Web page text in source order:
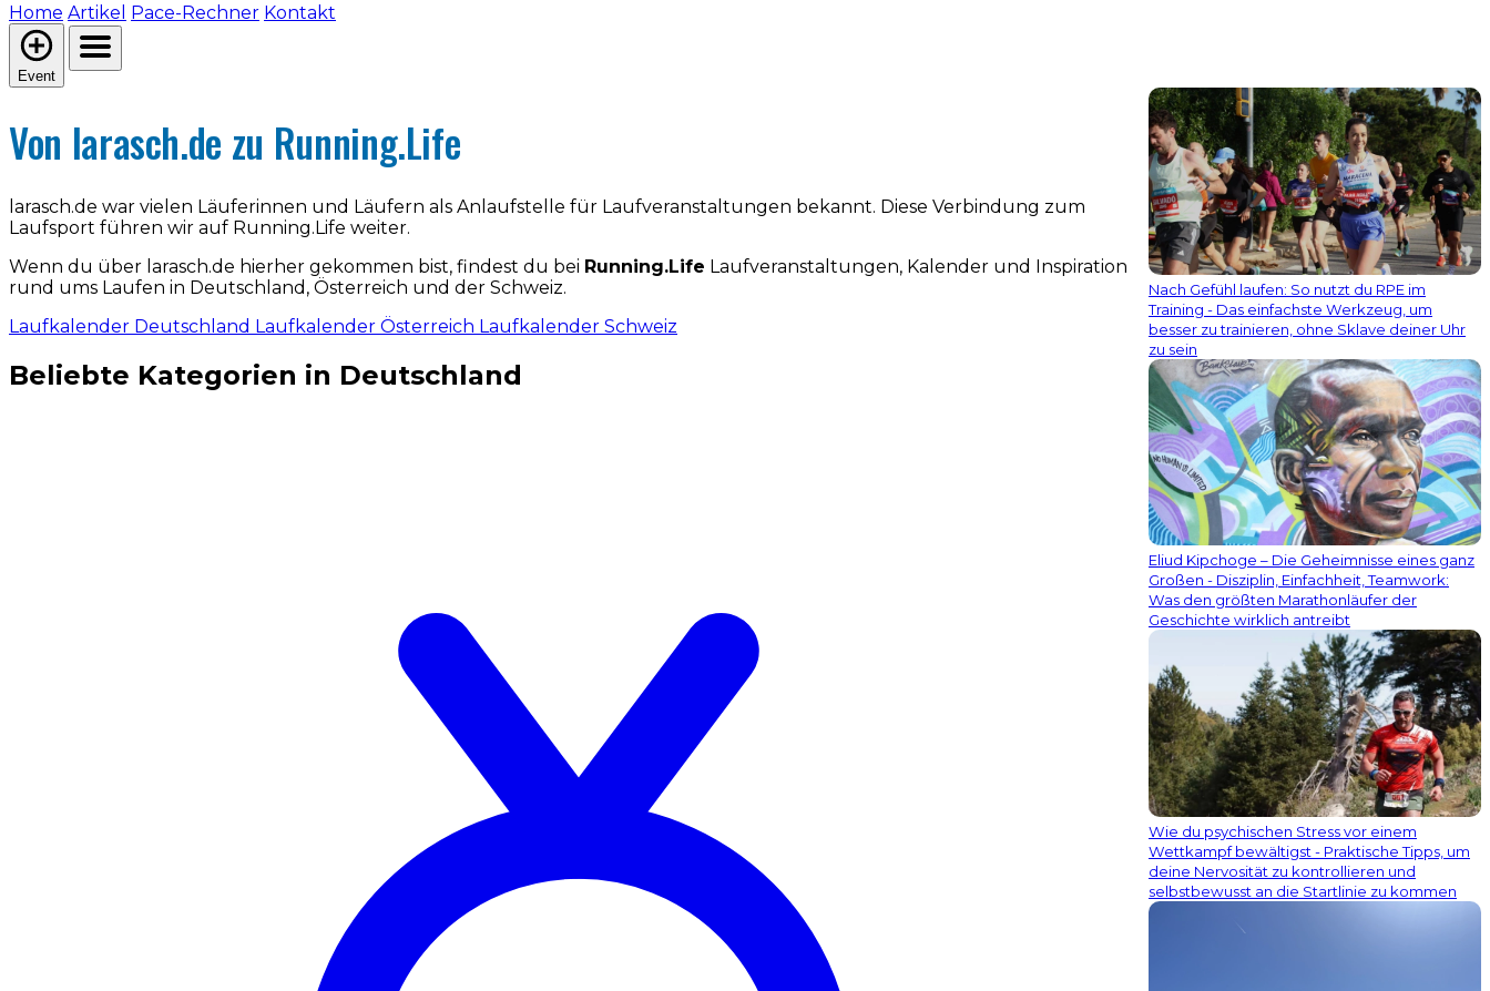
Home Artikel Pace-Rechner Kontakt
Event
Von larasch.de zu Running.Life
larasch.de war vielen Läuferinnen und Läufern als Anlaufstelle für Laufveranstaltungen bekannt. Diese Verbindung zum
Laufsport führen wir auf Running.Life weiter.
Wenn du über larasch.de hierher gekommen bist, findest du bei Running.Life Laufveranstaltungen, Kalender und Inspiration
rund ums Laufen in Deutschland, Österreich und der Schweiz.
Laufkalender Deutschland Laufkalender Österreich Laufkalender Schweiz
Beliebte Kategorien in Deutschland
Nach Gefühl laufen: So nutzt du RPE im
Training - Das einfachste Werkzeug, um
besser zu trainieren, ohne Sklave deiner Uhr
zu sein
Eliud Kipchoge – Die Geheimnisse eines ganz
Großen - Disziplin, Einfachheit, Teamwork:
Was den größten Marathonläufer der
Geschichte wirklich antreibt
Wie du psychischen Stress vor einem
Wettkampf bewältigst - Praktische Tipps, um
deine Nervosität zu kontrollieren und
selbstbewusst an die Startlinie zu kommen